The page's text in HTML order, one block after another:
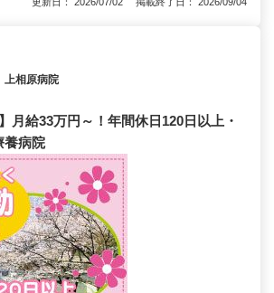
相原病院
月給33万円～！年間休日120日以上・
養病院